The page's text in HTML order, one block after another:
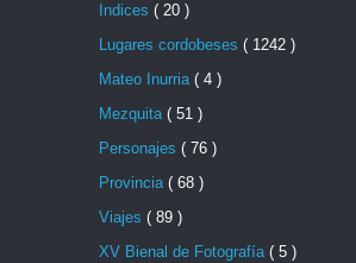
Indices ( 20 )
Lugares cordobeses ( 1242 )
Mateo Inurria ( 4 )
Mezquita ( 51 )
Personajes ( 76 )
Provincia ( 68 )
Viajes ( 89 )
XV Bienal de Fotografía ( 5 )